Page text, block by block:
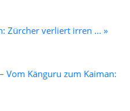
Zürcher verliert irren ... »
Vom Känguru zum Kaiman: